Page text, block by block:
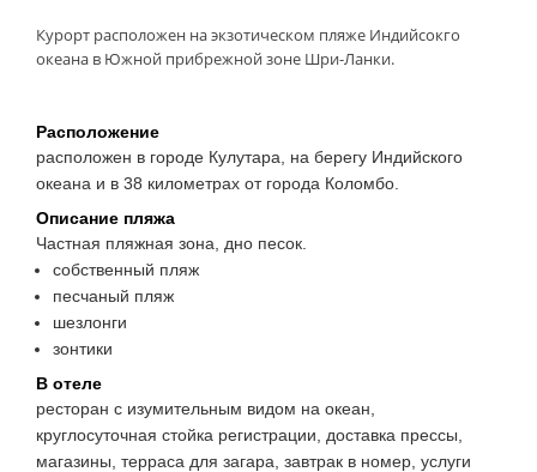
Курорт расположен на экзотическом пляже Индийсокго
океана в Южной прибрежной зоне Шри-Ланки.
Расположение
расположен в городе Кулутара, на берегу Индийского
океана и в 38 километрах от города Коломбо.
Описание пляжа
Частная пляжная зона, дно песок.
собственный пляж
песчаный пляж
шезлонги
зонтики
В отеле
ресторан с изумительным видом на океан,
круглосуточная стойка регистрации, доставка прессы,
магазины, терраса для загара, завтрак в номер, услуги